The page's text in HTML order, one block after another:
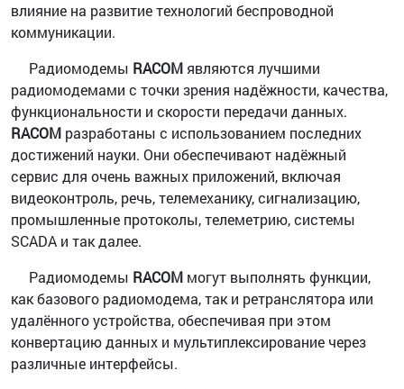
влияние на развитие технологий беспроводной
коммуникации.
Радиомодемы RACOM являются лучшими
радиомодемами с точки зрения надёжности, качества,
функциональности и скорости передачи данных.
RACOM разработаны с использованием последних
достижений науки. Они обеспечивают надёжный
сервис для очень важных приложений, включая
видеоконтроль, речь, телемеханику, сигнализацию,
промышленные протоколы, телеметрию, системы
SCADA и так далее.
Радиомодемы RACOM могут выполнять функции,
как базового радиомодема, так и ретранслятора или
удалённого устройства, обеспечивая при этом
конвертацию данных и мультиплексирование через
различные интерфейсы.